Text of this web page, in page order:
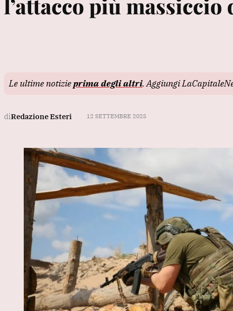
l’attacco più
Le ultime notizieprima degli altri. Aggiungi
diRedazione Esteri 12 SETTEMBRE 2025